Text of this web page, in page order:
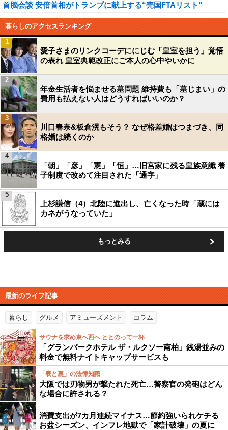
首脳会談 安倍首相がトランプに献上する“売国FTAリスト”
暮らしのアクセスランキング
愛子さまのリンクコーデににじむ「皇室を担う」覚悟
の表れ 皇室典範改正にご本人の心中やいかに
1
年金生活者を悩ませる墓問題 維持費も「墓じまい」の
費用も払えない人はどうすればいいのか？
2
川口春奈&板倉滉もそう？ なぜ格差婚はつまづき、同
格婚は続くのか
3
「朝」「彦」「憲」「恒」…旧宮家に残る皇族意識 養
子制度で改めて注目された「通字」
4
上杉謙信（4）北陸に進出し、亡くなった時「蔵には
カネがうなっていた」
5
もっとみる
最新のライフ記事
暮らし グルメ アミューズメント コラム
サウナを求め東へ西へ ととのって一杯
「グランパークホテル ザ・ルクソー南柏」銭湯並みの
料金で無料ナイトキャップサービスも
「表と裏」の法律知識
大阪では刃物男が撃たれた死亡…警察官の発砲はどん
な場合に許される？
消費支出が7カ月連続マイナス…節約強いられケチる
お盆シーズン、インフレ地獄で「家計破壊」の夏に